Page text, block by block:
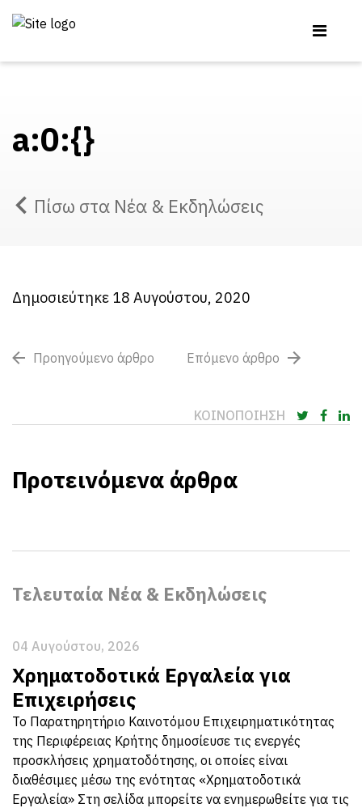
a:0:{}
Πίσω στα Νέα & Εκδηλώσεις
Δημοσιεύτηκε 18 Αυγούστου, 2020
Προηγούμενο άρθρο Επόμενο άρθρο
ΚΟΙΝΟΠΟΙΗΣΗ
Προτεινόμενα άρθρα
Τελευταία Νέα & Εκδηλώσεις
04 Αυγούστου, 2026
Χρηματοδοτικά Εργαλεία για
Επιχειρήσεις
Το Παρατηρητήριο Καινοτόμου Επιχειρηματικότητας
της Περιφέρειας Κρήτης δημοσίευσε τις ενεργές
προσκλήσεις χρηματοδότησης, οι οποίες είναι
διαθέσιμες μέσω της ενότητας «Χρηματοδοτικά
Εργαλεία» Στη σελίδα μπορείτε να ενημερωθείτε για τις